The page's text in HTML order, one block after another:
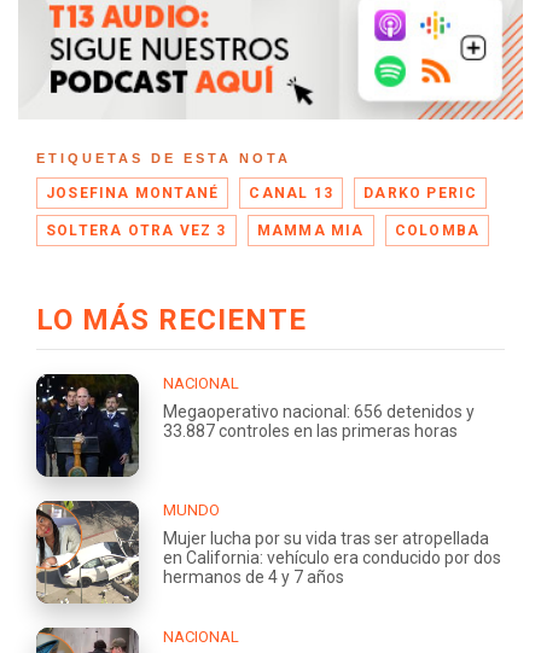
ETIQUETAS DE ESTA NOTA
JOSEFINA MONTANÉ CANAL 13 DARKO PERIC
SOLTERA OTRA VEZ 3 MAMMA MIA COLOMBA
LO MÁS RECIENTE
NACIONAL
Megaoperativo nacional: 656 detenidos y
33.887 controles en las primeras horas
MUNDO
Mujer lucha por su vida tras ser atropellada
en California: vehículo era conducido por dos
hermanos de 4 y 7 años
NACIONAL